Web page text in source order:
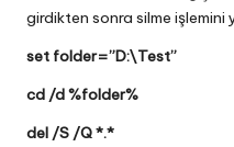
girdikten sonra silme işlemini
set folder=”D:\Test”
cd /d %folder%
del /S /Q *.*